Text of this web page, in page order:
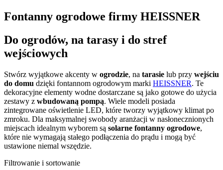
Fontanny ogrodowe firmy HEISSNER
Do ogrodów, na tarasy i do stref
wejściowych
Stwórz wyjątkowe akcenty w ogrodzie, na tarasie lub przy wejściu
do domu dzięki fontannom ogrodowym marki HEISSNER. Te
dekoracyjne elementy wodne dostarczane są jako gotowe do użycia
zestawy z wbudowaną pompą. Wiele modeli posiada
zintegrowane oświetlenie LED, które tworzy wyjątkowy klimat po
zmroku. Dla maksymalnej swobody aranżacji w nasłonecznionych
miejscach idealnym wyborem są solarne fontanny ogrodowe,
które nie wymagają stałego podłączenia do prądu i mogą być
ustawione niemal wszędzie.
Filtrowanie i sortowanie